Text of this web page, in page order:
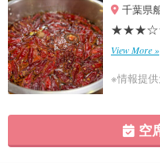
千葉県
View More »
※情報提
空